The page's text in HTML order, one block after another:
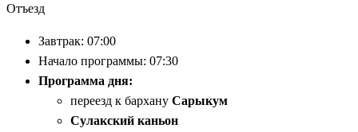
Отъезд
Завтрак: 07:00
Начало программы: 07:30
Программа дня:
переезд к бархану Сарыкум
Сулакский каньон